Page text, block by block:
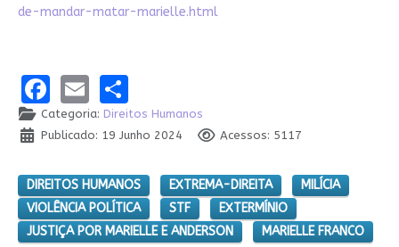
de-mandar-matar-marielle.html
Facebook
EmailShare
Categoria: Direitos Humanos
Publicado: 19 Junho 2024
Acessos: 5117
DIREITOS HUMANOS EXTREMA-DIREITA
MILÍCIA
VIOLÊNCIA POLÍTICA
STF
EXTERMÍNIO
JUSTIÇA POR MARIELLE E ANDERSON
MARIELLE FRANCO